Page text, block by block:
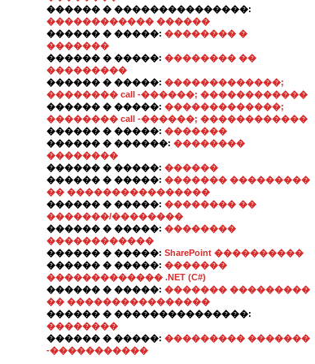
������ � ���������������:
������������ ������
������ � �����: �������� �
�������
������ � �����: �������� ��
���������
������ � �����: �������������;
�������� call -������; ������������
������ � �����: �������������;
�������� call -������; ������������
������ � �����: �������
������ � ������: ��������
��������
������ � �����: ������
������ � �����: ������� ���������
�� ����������������
������ � �����: �������� ��
�������/��������
������ � �����: ��������
������������
������ � �����: SharePoint ����������
������ � �����: �������
������������� .NET (C#)
������ � �����: ������� ���������
�� ����������������
������ � ���������������:
��������
������ � �����: ��������� �������
-�����������